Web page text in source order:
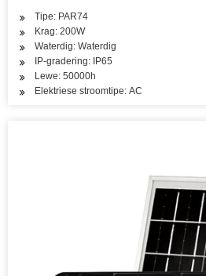
Tipe: PAR74
Krag: 200W
Waterdig: Waterdig
IP-gradering: IP65
Lewe: 50000h
Elektriese stroomtipe: AC